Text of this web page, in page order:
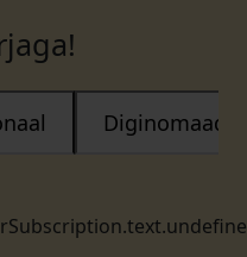
Diginomaad